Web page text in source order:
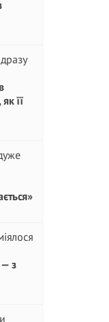
її
— з